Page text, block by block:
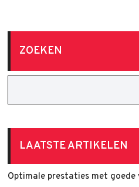
ZOEKEN
LAATSTE ARTIKELEN
Optimale prestaties met goede